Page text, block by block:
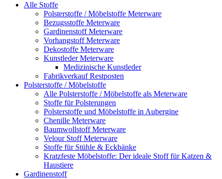
Alle Stoffe
Polsterstoffe / Möbelstoffe Meterware
Bezugsstoffe Meterware
Gardinenstoff Meterware
Vorhangstoff Meterware
Dekostoffe Meterware
Kunstleder Meterware
Medizinische Kunstleder
Fabrikverkauf Restposten
Polsterstoffe / Möbelstoffe
Alle Polsterstoffe / Möbelstoffe als Meterware
Stoffe für Polsterungen
Polsterstoffe und Möbelstoffe in Aubergine
Chenille Meterware
Baumwollstoff Meterware
Velour Stoff Meterware
Stoffe für Stühle & Eckbänke
Kratzfeste Möbelstoffe: Der ideale Stoff für Katzen &
Haustiere
Gardinenstoff